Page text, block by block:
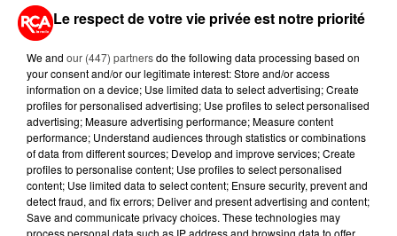
ERREURS...
RETROUVEZ TOUTE L'ACTU DE LA RÉGION ET
RECEVEZ LES ALERTES INFOS DE LA RÉDACTION
EN TÉLÉCHARGEANT L'APPLICATION MOBILE
RCA
Le respect de votre vie privée est notre priorité
We and our (447) partnersdo the following data processing based on
your consent and/or our legitimate interest: Store and/or access
information on a device; Use limited data to select advertising; Create
profiles for personalised advertising; Use profiles to select personalised
advertising; Measure advertising performance; Measure content
performance; Understand audiences through statistics or combinations
of data from different sources; Develop and improve services; Create
profiles to personalise content; Use profiles to select personalised
content; Use limited data to select content; Ensure security, prevent and
detect fraud, and fix errors; Deliver and present advertising and content;
Save and communicate privacy choices. These technologies may
process personal data such as IP address and browsing data to offer